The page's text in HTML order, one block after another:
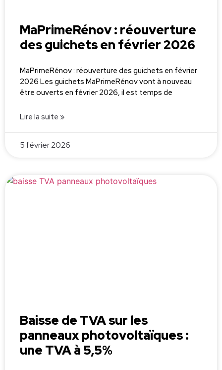
MaPrimeRénov : réouverture
des guichets en février 2026
MaPrimeRénov : réouverture des guichets en février
2026 Les guichets MaPrimeRénov vont à nouveau
être ouverts en février 2026, il est temps de
Lire la suite »
5 février 2026
Baisse de TVA sur les
panneaux photovoltaïques :
une TVA à 5,5%